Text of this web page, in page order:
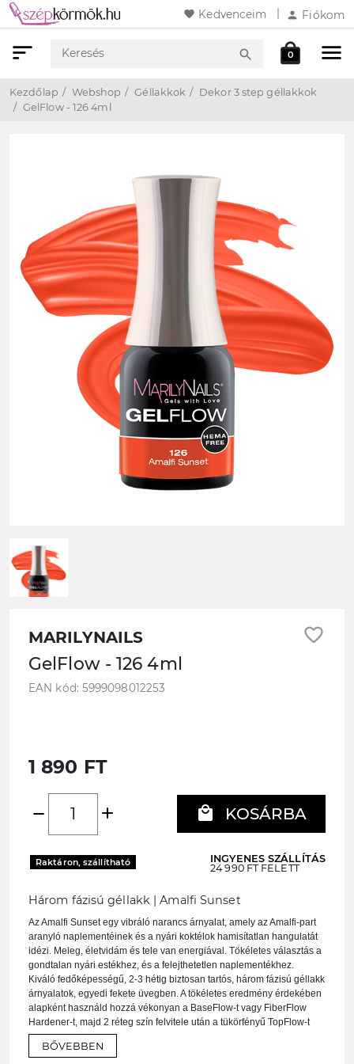
favorite Kedvenceim person Fiókom
menu
sort
Webshop
search
Keresés
local_mall
Kosár
0
Kezdőlap Webshop Géllakkok
Dekor 3 step géllakkok
GelFlow - 126 4ml
favorite_border
MARILYNAILS
GelFlow - 126 4ml
EAN kód: 5999098012253
1 890 FT
remove add local_mall KOSÁRBA
Raktáron, szállítható
INGYENES SZÁLLÍTÁS
24 990 FT FELETT
Három fázisú géllakk | Amalfi Sunset
Az Amalfi Sunset egy vibráló narancs árnyalat, amely az Amalfi-part
aranyló naplementéinek és a nyári koktélok hamisítatlan hangulatát
idézi. Meleg, életvidám és tele van energiával. Tökéletes választás a
gondtalan nyári estékhez, és a felejthetetlen naplementékhez.
Kiváló fedőképességű, 2-3 hétig biztosan tartós, három fázisú géllakk
árnyalatok, egyedi fekete üvegben. A tökéletes eredmény érdekében
alapként használd hozzá vékonyan a BaseFlow-t vagy FiberFlow
Hardener-t, majd 2 réteg szín felvitele után a tükörfényű TopFlow-t
vagy TopFlow Free-t. Ha pedig matt hatást szeretnél elérni, fedd
TopFlow Free-vel.
BŐVEBBEN